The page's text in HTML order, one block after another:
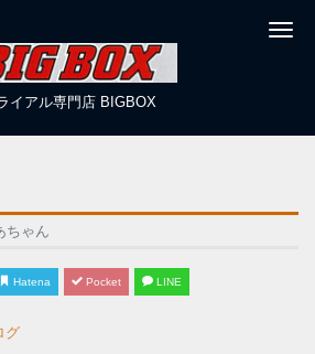
イアル専門店 BIGBOX
ちゃん
Hatena Pocket LINE
グ